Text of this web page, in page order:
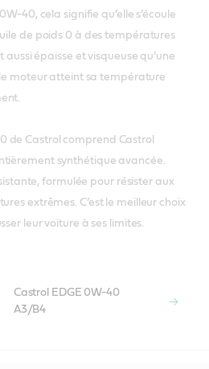
40, cela signifie qu’elle s’écoule
de poids 0 à des températures
aussi épaisse et visqueuse qu’une
moteur atteint sa température
de Castrol comprend Castrol
synthétique avancée.
formulée pour résister aux
extrêmes. C’est le meilleur choix
leur voiture à ses limites.
Castrol EDGE 0W-40
A3/B4